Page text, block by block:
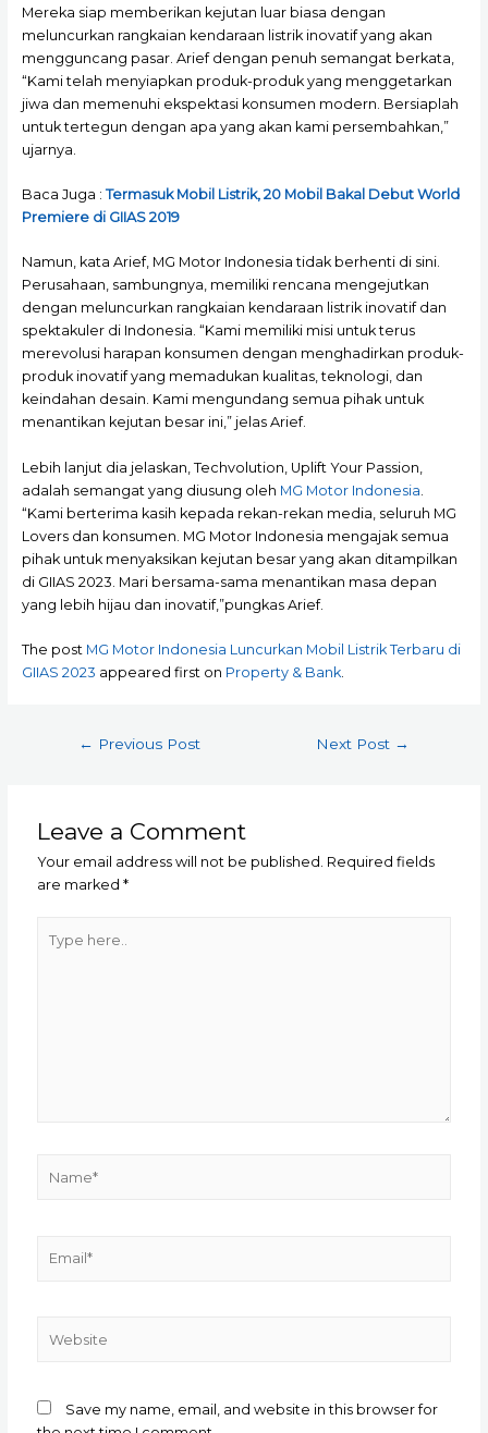
Mereka siap memberikan kejutan luar biasa dengan
meluncurkan rangkaian kendaraan listrik inovatif yang akan
mengguncang pasar. Arief dengan penuh semangat berkata,
“Kami telah menyiapkan produk-produk yang menggetarkan
jiwa dan memenuhi ekspektasi konsumen modern. Bersiaplah
untuk tertegun dengan apa yang akan kami persembahkan,”
ujarnya.
Baca Juga : Termasuk Mobil Listrik, 20 Mobil Bakal Debut World
Premiere di GIIAS 2019
Namun, kata Arief, MG Motor Indonesia tidak berhenti di sini.
Perusahaan, sambungnya, memiliki rencana mengejutkan
dengan meluncurkan rangkaian kendaraan listrik inovatif dan
spektakuler di Indonesia. “Kami memiliki misi untuk terus
merevolusi harapan konsumen dengan menghadirkan produk-
produk inovatif yang memadukan kualitas, teknologi, dan
keindahan desain. Kami mengundang semua pihak untuk
menantikan kejutan besar ini,” jelas Arief.
Lebih lanjut dia jelaskan, Techvolution, Uplift Your Passion,
adalah semangat yang diusung oleh MG Motor Indonesia
“Kami berterima kasih kepada rekan-rekan media, seluruh MG
Lovers dan konsumen. MG Motor Indonesia mengajak semua
pihak untuk menyaksikan kejutan besar yang akan ditampilkan
di GIIAS 2023. Mari bersama-sama menantikan masa depan
yang lebih hijau dan inovatif,”pungkas Arief.
The post MG Motor Indonesia Luncurkan Mobil Listrik Terbaru di
GIIAS 2023 appeared first on Property & Bank.
← Previous Post Next Post →
Leave a Comment
Your email address will not be published. Required fields
are marked*
here..
Save my name, email, and website in this browser for